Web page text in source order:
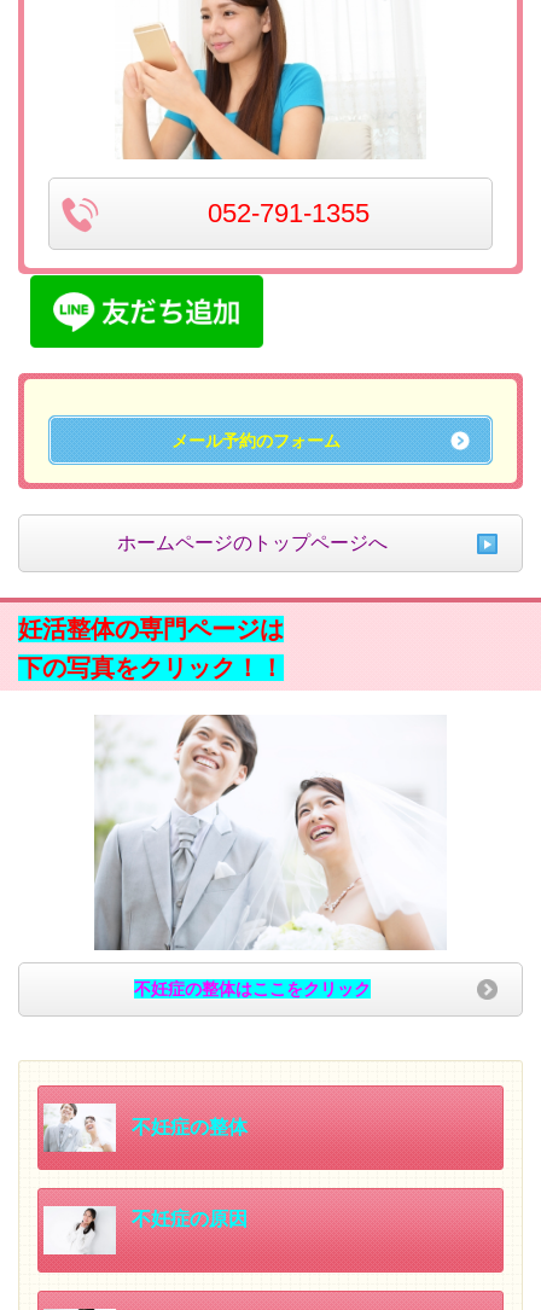
052-791-1355
メール予約のフォーム
ホームページのトップページへ
妊活整体の専門ページは
下の写真をクリック！！
不妊症の整体はここをクリック
不妊症の整体
不妊症の原因